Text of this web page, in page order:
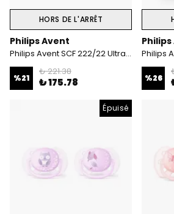
HORS DE L'ARRÊT
Philips Avent
Philips Avent SCF 222/22 Ultra Soft Desenli Emzik 6-18 Ay Erkek
%21
₺ 221.38
₺ 175.78 %26
Épuisé